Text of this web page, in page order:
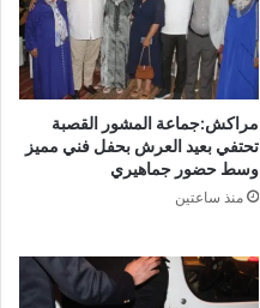
مراكش:جماعة المشور القصبة
تحتفي بعيد العرش بحفل فني مميز
وسط حضور جماهيري
منذ ساعتين